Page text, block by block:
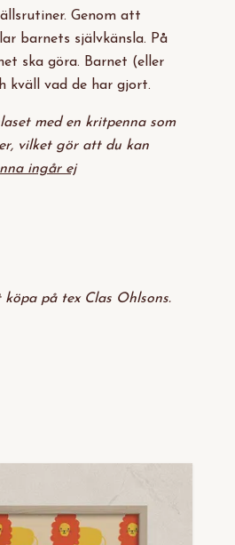
Genom att
barnets självkänsla. På
ska göra. Barnet (eller
kväll vad de har gjort.
med en kritpenna som
vilket gör att du kan
ingår ej
på tex Clas Ohlsons.